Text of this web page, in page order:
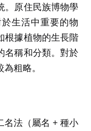
。原住民族博物學
生活中重要的物
根據植物的生長階
名稱和分類。對於
粗略。
名法（屬名 + 種小